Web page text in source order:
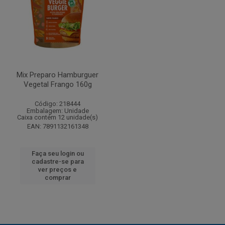
Mix Preparo Hamburguer
Vegetal Frango 160g
Código: 218444
Embalagem: Unidade
Caixa contém 12 unidade(s)
EAN: 7891132161348
Faça seu login ou
cadastre-se para
ver preços e
comprar